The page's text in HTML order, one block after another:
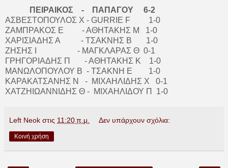
ΠΕΙΡΑΙΚΟΣ - ΠΑΠΑΓΟΥ 6-2
ΑΣΒΕΣΤΟΠΟΥΛΟΣ X - GURRIE F 1-0
ΖΑΜΠΡΑΚΟΣ Ε - ΑΘΗΤΑΚΗΣ Μ 1-0
ΧΑΡΙΣΙΑΔΗΣ Α - ΤΣΑΚΝΗΣ Β 1-0
ΖΗΣΗΣ Ι - ΜΑΓΚΛΑΡΑΣ Θ 0-1
ΓΡΗΓΟΡΙΑΔΗΣ Π - ΑΘΗΤΑΚΗΣ Κ 1-0
ΜΑΝΩΛΟΠΟΥΛΟΥ Β - ΤΣΑΚΝΗ Ε 1-0
ΚΑΡΑΚΑΤΣΑΝΗΣ Ν - ΜΙΧΑΗΛΙΔΗΣ Χ 0-1
ΧΑΤΖΗΙΩΑΝΝΙΔΗΣ Θ - ΜΙΧΑΗΛΙΔΟΥ Π 1-0
Left Neok στις 11:20 π.μ. Δεν υπάρχουν σχόλια:
Κοινή χρήση